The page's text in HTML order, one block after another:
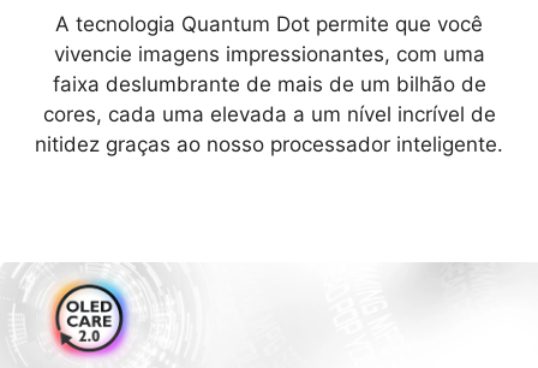
A tecnologia Quantum Dot permite que você
vivencie imagens impressionantes, com uma
faixa deslumbrante de mais de um bilhão de
cores, cada uma elevada a um nível incrível de
nitidez graças ao nosso processador inteligente.
Pré calibrado de fábrica, o monitor da linha QD
Premium Color garante fidelidade de cores líder
do setor, com delta E (△E) ≤ 2. Com precisão de
A TELA MAIS VIBRANTE
comparação a monitores convencionais. As cores
e os detalhes dos jogos ficam mais realistas e
refinados, elevando a imersão ao máximo. Este
alcança 99% de cobertura do espaço de cores